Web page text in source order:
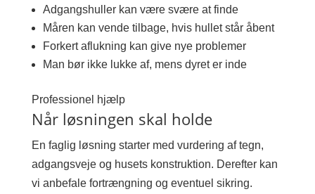
Adgangshuller kan være svære at finde
Måren kan vende tilbage, hvis hullet står åbent
Forkert aflukning kan give nye problemer
Man bør ikke lukke af, mens dyret er inde
Professionel hjælp
Når løsningen skal holde
En faglig løsning starter med vurdering af tegn,
adgangsveje og husets konstruktion. Derefter kan
vi anbefale fortrængning og eventuel sikring.